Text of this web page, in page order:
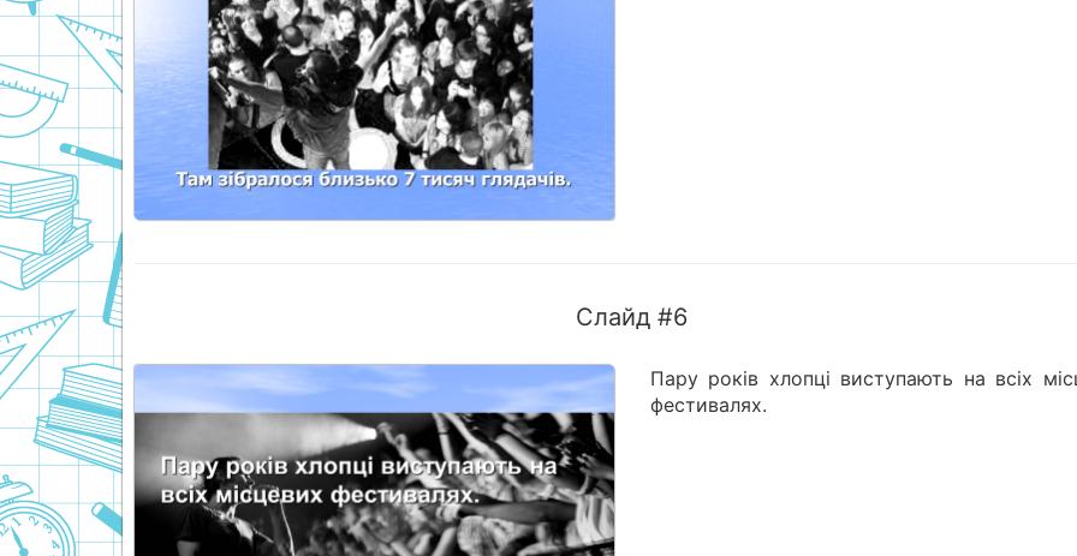
Слайд #6
Пару років хлопці виступають на всіх
фестивалях.